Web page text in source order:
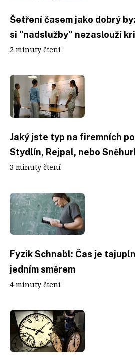
Šetření časem jako dobrý
si "nadslužby" nezaslouží
2 minuty čtení
Jaký jste typ na firemních
Stydlín, Rejpal, nebo
3 minuty čtení
Fyzik Schnabl: Čas je
jedním směrem
4 minuty čtení